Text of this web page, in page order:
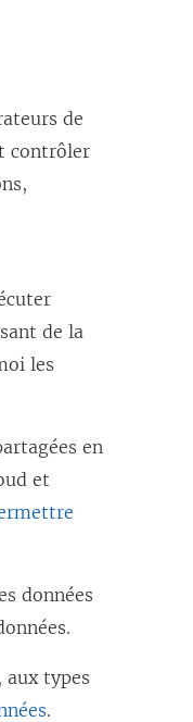
de
contrôler
de la
les
en
et
données
aux types
.